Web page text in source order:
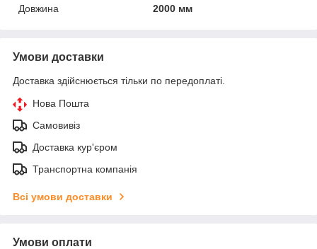
Довжина
2000 мм
Умови доставки
Доставка здійснюється тільки по передоплаті.
Нова Пошта
Самовивіз
Доставка кур'єром
Транспортна компанія
Всі умови доставки
Умови оплати